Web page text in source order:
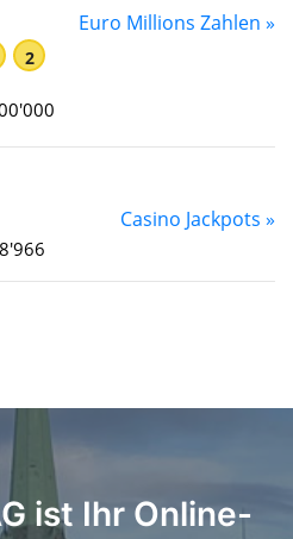
Euro Millions Zahlen »
2
Casino Jackpots »
ist Ihr Online-